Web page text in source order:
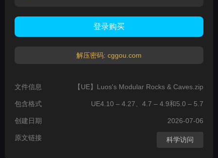
登录购买
解压密码: cggou.com
文件信息 【UE】Luos's Modular Rocks & Caves.zip
包含格式 UE4.10 – 4.27、4.7 – 4.9和5.0 – 5.7
创建日期 2026-07-06
原文链接 科学访问